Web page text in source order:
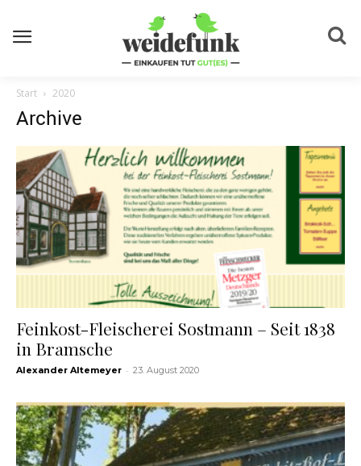
Start 2020
Archive
Feinkost-Fleischerei Sostmann – Seit 1838
in Bramsche
Alexander Altemeyer - 23. August 2020